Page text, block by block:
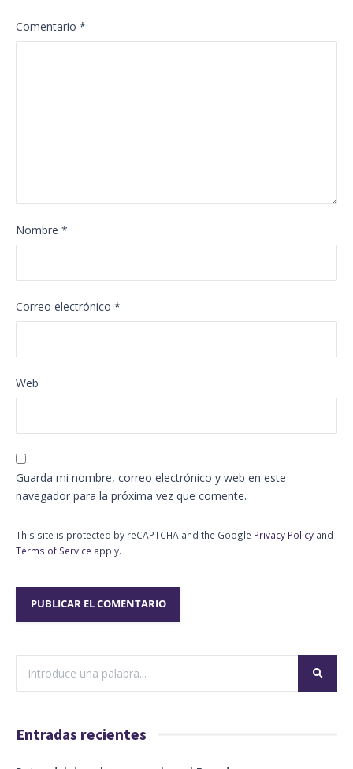
Comentario *
Nombre *
Correo electrónico *
Web
Guarda mi nombre, correo electrónico y web en este
navegador para la próxima vez que comente.
This site is protected by reCAPTCHA and the Google Privacy Policy and
Terms of Service apply.
Entradas recientes